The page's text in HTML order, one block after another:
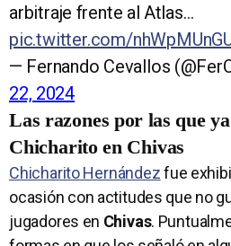
arbitraje frente al Atlas…
pic.twitter.com/
— Fernando Cevallos
22, 2024
Las razones por las que
Chicharito en Chivas
Chicharito Hernándezfue
ocasión con actitudes que no
jugadores en Chivas.